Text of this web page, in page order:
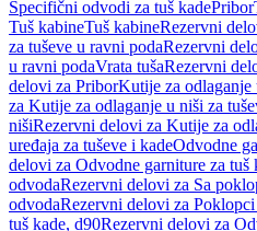
Specifični odvodi za tuš kadePribor
Tuš kabineTuš kabineRezervni
za tuševe u ravni podaRezervni
u ravni podaVrata tušaRezervni
delovi za PriborKutije za odlaganje
za Kutije za odlaganje u niši za
nišiRezervni delovi za Kutije za
uređaja za tuševe i kadeOdvodne
delovi za Odvodne garniture za tuš
odvodaRezervni delovi za Sa
odvodaRezervni delovi za
tuš kade, d90Rezervni delovi za